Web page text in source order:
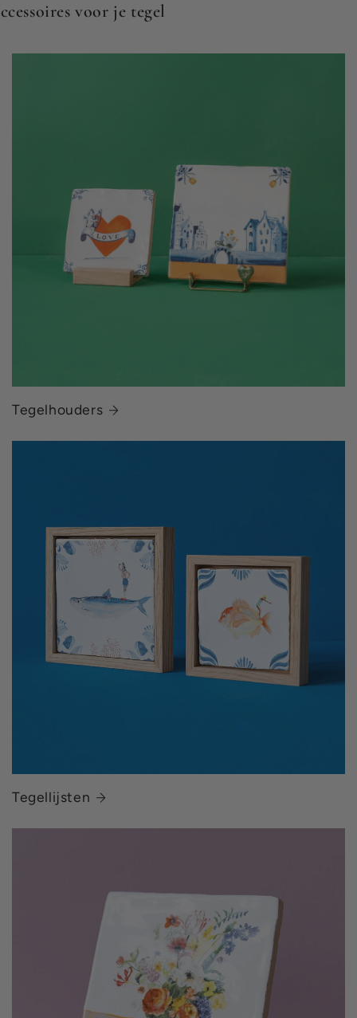
voor je tegel
Tegelhouders
Tegellijsten